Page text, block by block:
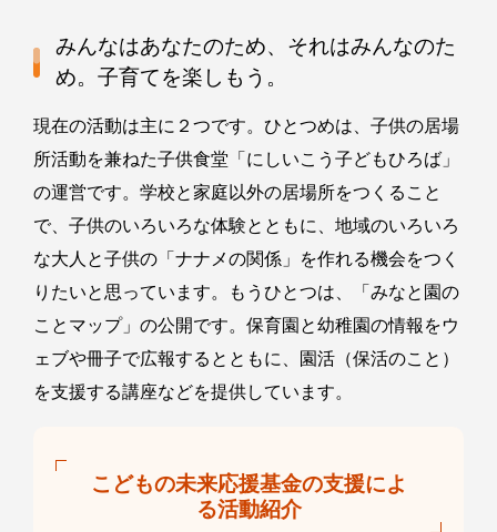
みんなはあなたのため、それはみんなのた
め。子育てを楽しもう。
現在の活動は主に２つです。ひとつめは、子供の居場
所活動を兼ねた子供食堂「にしいこう子どもひろば」
の運営です。学校と家庭以外の居場所をつくること
で、子供のいろいろな体験とともに、地域のいろいろ
な大人と子供の「ナナメの関係」を作れる機会をつく
りたいと思っています。もうひとつは、「みなと園の
ことマップ」の公開です。保育園と幼稚園の情報をウ
ェブや冊子で広報するとともに、園活（保活のこと）
を支援する講座などを提供しています。
こどもの未来応援基金の支援によ
る活動紹介